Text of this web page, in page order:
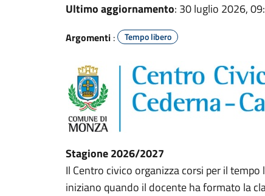
Ultimo aggiornamento: 30 luglio 2026,
Argomenti : Tempo libero
Stagione 2026/2027
Il Centro civico organizza corsi per il
iniziano quando il docente ha formato la